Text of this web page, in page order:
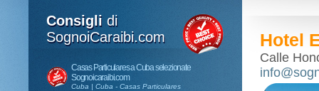
Consigli di
SognoiCaraibi.com
Casas Particulares a Cuba selezionate
Sognoicaraibi.com
Cuba | Cuba - Casas Particulares
Hotel
Calle